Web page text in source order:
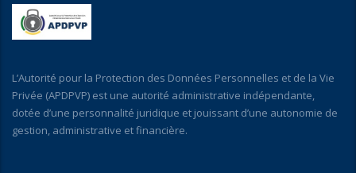
L’Autorité pour la Protection des Données Personnelles et de la Vie
Privée (APDPVP) est une autorité administrative indépendante,
dotée d’une personnalité juridique et jouissant d’une autonomie de
gestion, administrative et financière.